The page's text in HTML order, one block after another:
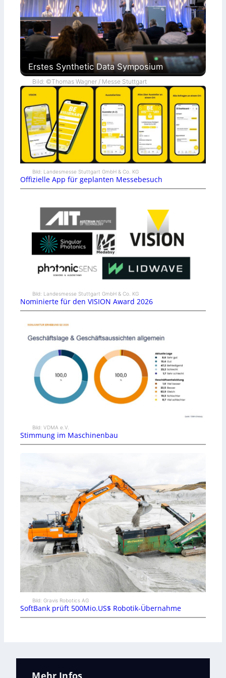
Erstes Synthetic Data Symposium
Bild: ©Thomas Wagner / Messe Stuttgart
Bild: Landesmesse Stuttgart GmbH & Co. KG
Offizielle App für geplanten Messebesuch
Bild: Landesmesse Stuttgart GmbH & Co. KG
Nominierte für den VISION Award 2026
Bild: VDMA e.V.
Stimmung im Maschinenbau
Bild: Gravis Robotics AG
SoftBank prüft 500Mio.US$ Robotik-Übernahme
Mehr Infos